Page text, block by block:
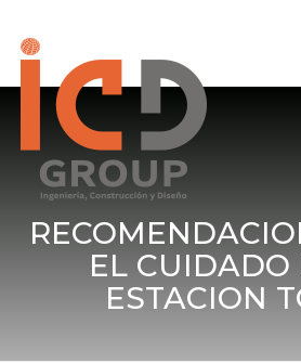
EL CUIDADO
ESTACION